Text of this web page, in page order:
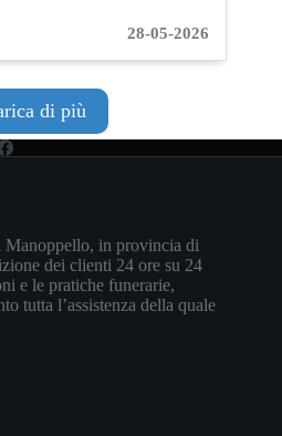
28-05-2026
di più
in provincia di
dei clienti 24 ore su 24
e le pratiche funerarie,
tutta l’assistenza della quale